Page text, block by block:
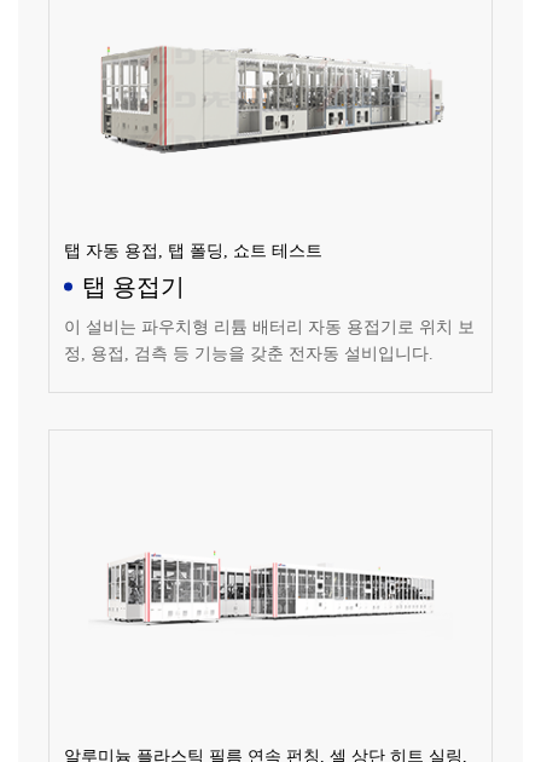
탭 자동 용접, 탭 폴딩, 쇼트 테스트
탭 용접기
이 설비는 파우치형 리튬 배터리 자동 용접기로 위치 보
정, 용접, 검측 등 기능을 갖춘 전자동 설비입니다.
알루미늄 플라스틱 필름 연속 펀칭, 셀 상단 히트 실링,